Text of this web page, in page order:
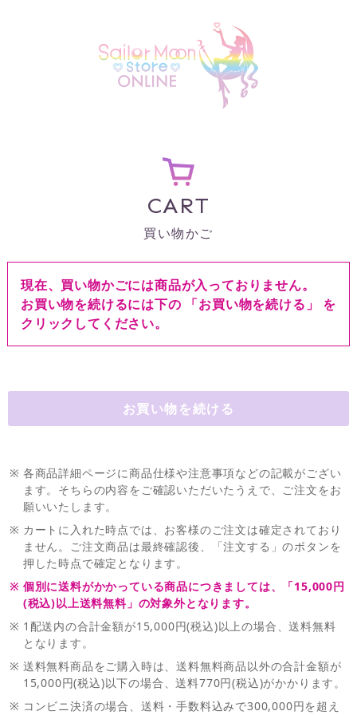
CART
買い物かご
現在、買い物かごには商品が入っておりません。
お買い物を続けるには下の 「お買い物を続ける」 を
クリックしてください。
※ 各商品詳細ページに商品仕様や注意事項などの記載がござい
ます。そちらの内容をご確認いただいたうえで、ご注文をお
願いいたします。
※ カートに入れた時点では、お客様のご注文は確定されており
ません。ご注文商品は最終確認後、「注文する」のボタンを
押した時点で確定となります。
※ 個別に送料がかかっている商品につきましては、「15,000円
(税込)以上送料無料」の対象外となります。
※ 1配送内の合計金額が15,000円(税込)以上の場合、送料無料
となります。
※ 送料無料商品をご購入時は、送料無料商品以外の合計金額が
15,000円(税込)以下の場合、送料770円(税込)がかかります。
※ コンビニ決済の場合、送料・手数料込みで300,000円を超え